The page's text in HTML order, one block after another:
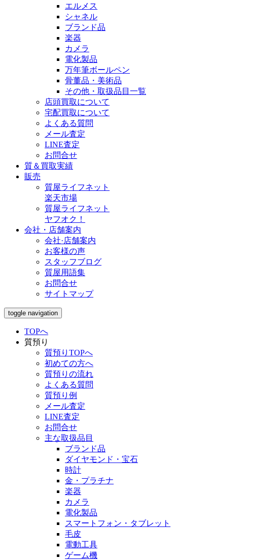
エルメス
シャネル
ブランド品
楽器
カメラ
電化製品
万年筆ボールペン
骨董品・美術品
その他・取扱品目一覧
店頭買取について
宅配買取について
よくある質問
メール査定
LINE査定
お問合せ
質＆買取実績
販売
質屋ライフネット
楽天市場
質屋ライフネット
ヤフオク！
会社・店舗案内
会社·店舗案内
お客様の声
スタッフブログ
質屋用語集
お問合せ
サイトマップ
toggle navigation
TOPへ
質預り
質預りTOPへ
初めての方へ
質預りの流れ
よくある質問
質預り例
メール査定
LINE査定
お問合せ
主な取扱品目
ブランド品
ダイヤモンド・宝石
時計
金・プラチナ
楽器
カメラ
電化製品
スマートフォン・タブレット
毛皮
電動工具
ゲーム機